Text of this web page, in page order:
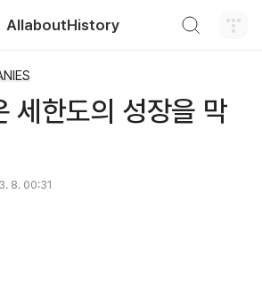
AllaboutHistory
세한도의 성장을 막
8. 00:31